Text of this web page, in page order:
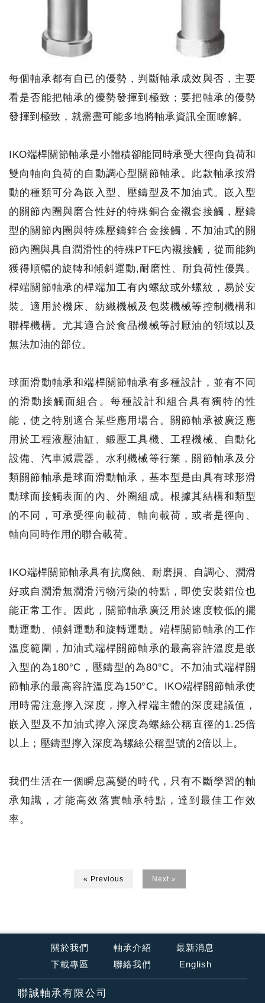
每個軸承都有自已的優勢，判斷軸承成效與否，主要
看是否能把軸承的優勢發揮到極致；要把軸承的優勢
發揮到極致，就需盡可能多地將軸承資訊全面瞭解。
IKO端桿關節軸承是小體積卻能同時承受大徑向負荷和
雙向軸向負荷的自動調心型關節軸承。此款軸承按滑
動的種類可分為嵌入型、壓鑄型及不加油式。嵌入型
的關節內圈與磨合性好的特殊銅合金襯套接觸，壓鑄
型的關節內圈與特殊壓鑄鋅合金接觸，不加油式的關
節內圈與具自潤滑性的特殊PTFE內襯接觸，從而能夠
獲得順暢的旋轉和傾斜運動,耐磨性、耐負荷性優異。
桿端關節軸承的桿端加工有內螺紋或外螺紋，易於安
裝。適用於機床、紡織機械及包裝機械等控制機構和
聯桿機構。尤其適合於食品機械等討厭油的領域以及
無法加油的部位。
球面滑動軸承和端桿關節軸承有多種設計，並有不同
的滑動接觸面組合。每種設計和組合具有獨特的性
能，使之特別適合某些應用場合。關節軸承被廣泛應
用於工程液壓油缸、鍛壓工具機、工程機械、自動化
設備、汽車減震器、水利機械等行業，關節軸承及分
類關節軸承是球面滑動軸承，基本型是由具有球形滑
動球面接觸表面的內、外圈組成。根據其結構和類型
的不同，可承受徑向載荷、軸向載荷，或者是徑向、
軸向同時作用的聯合載荷。
IKO端桿關節軸承具有抗腐蝕、耐磨損、自調心、潤滑
好或自潤滑無潤滑污物污染的特點，即使安裝錯位也
能正常工作。因此，關節軸承廣泛用於速度較低的擺
動運動、傾斜運動和旋轉運動。端桿關節軸承的工作
溫度範圍，加油式端桿關節軸承的最高容許溫度是嵌
入型的為180°C，壓鑄型的為80°C。不加油式端桿關
節軸承的最高容許溫度為150°C。IKO端桿關節軸承使
用時需注意擰入深度，擰入桿端主體的深度建議值，
嵌入型及不加油式擰入深度為螺絲公稱直徑的1.25倍
以上；壓鑄型擰入深度為螺絲公稱型號的2倍以上。
我們生活在一個瞬息萬變的時代，只有不斷學習的軸
承知識，才能高效落實軸承特點，達到最佳工作效
率。
« Previous Next »
關於我們 軸承介紹
最新消息
下載專區
聯絡我們 English
聯誠軸承有限公司